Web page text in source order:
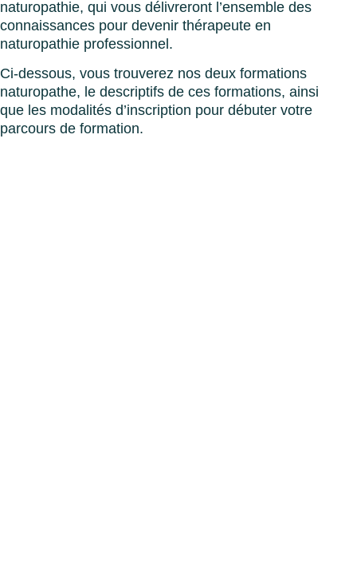
naturopathie, qui vous délivreront l’ensemble des
connaissances pour devenir thérapeute en
naturopathie professionnel.
Ci-dessous, vous trouverez nos deux formations
naturopathe, le descriptifs de ces formations, ainsi
que les modalités d’inscription pour débuter votre
parcours de formation.